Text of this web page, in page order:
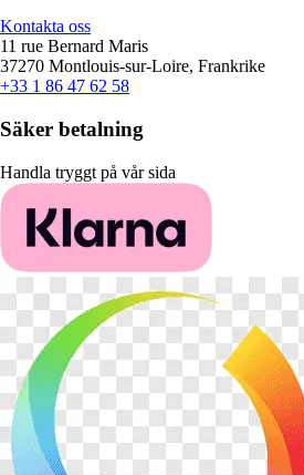
Kontakta oss
11 rue Bernard Maris
37270 Montlouis-sur-Loire, Frankrike
+33 1 86 47 62 58
Säker betalning
Handla tryggt på vår sida